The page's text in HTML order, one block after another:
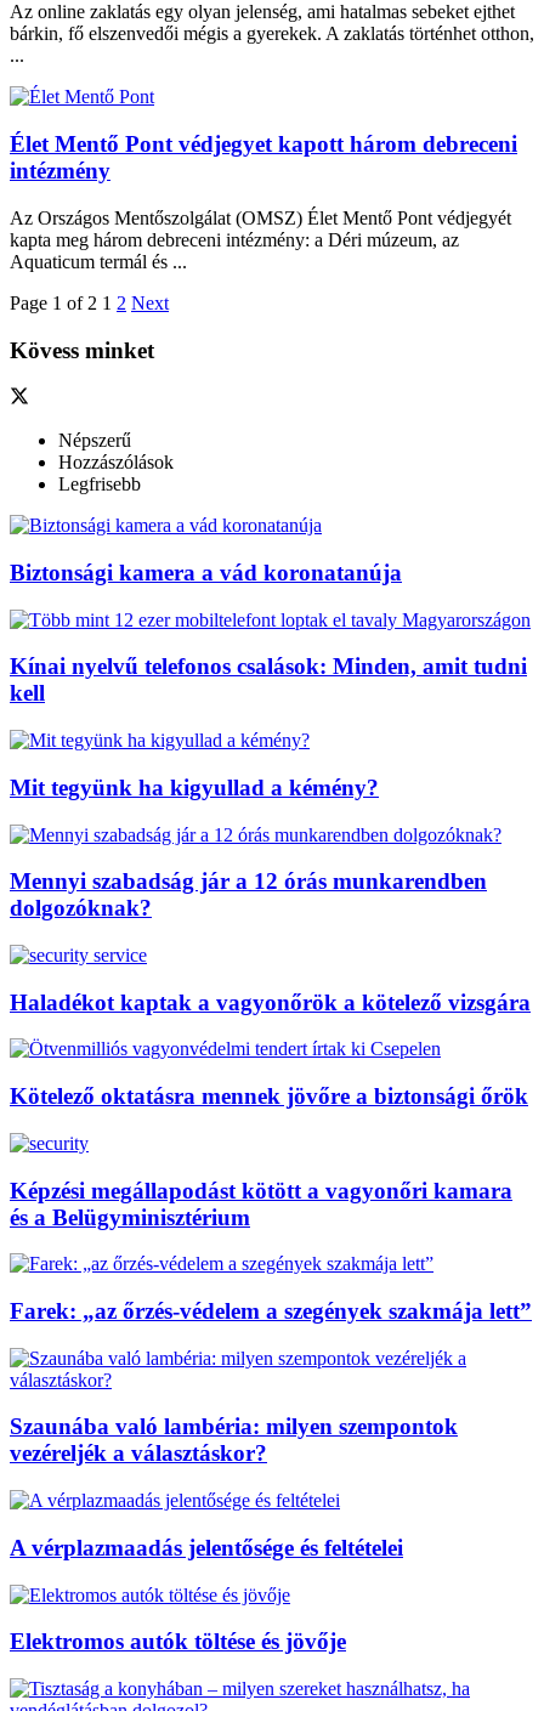
Az online zaklatás egy olyan jelenség, ami hatalmas sebeket ejthet
bárkin, fő elszenvedői mégis a gyerekek. A zaklatás történhet otthon,
...
Élet Mentő Pont védjegyet kapott három debreceni
intézmény
Az Országos Mentőszolgálat (OMSZ) Élet Mentő Pont védjegyét
kapta meg három debreceni intézmény: a Déri múzeum, az
Aquaticum termál és ...
Page 1 of 2 1 2 Next
Kövess minket
Népszerű
Hozzászólások
Legfrisebb
Biztonsági kamera a vád koronatanúja
Kínai nyelvű telefonos csalások: Minden, amit tudni
kell
Mit tegyünk ha kigyullad a kémény?
Mennyi szabadság jár a 12 órás munkarendben
dolgozóknak?
Haladékot kaptak a vagyonőrök a kötelező vizsgára
Kötelező oktatásra mennek jövőre a biztonsági őrök
Képzési megállapodást kötött a vagyonőri kamara
és a Belügyminisztérium
Farek: „az őrzés-védelem a szegények szakmája lett”
Szaunába való lambéria: milyen szempontok
vezéreljék a választáskor?
A vérplazmaadás jelentősége és feltételei
Elektromos autók töltése és jövője